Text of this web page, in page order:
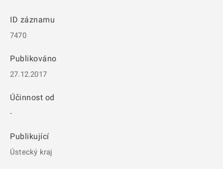
ID záznamu
7470
Publikováno
27.12.2017
Účinnost od
-
Publikující
Ústecký kraj